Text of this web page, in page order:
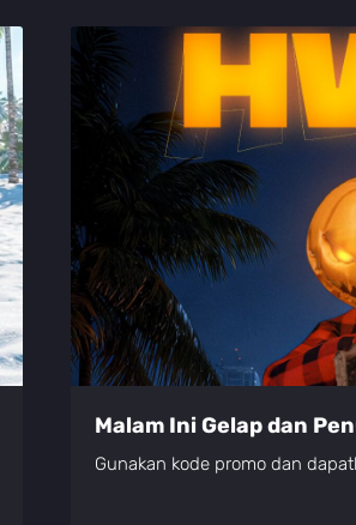
Malam Ini Gelap dan
Gunakan kode promo dan